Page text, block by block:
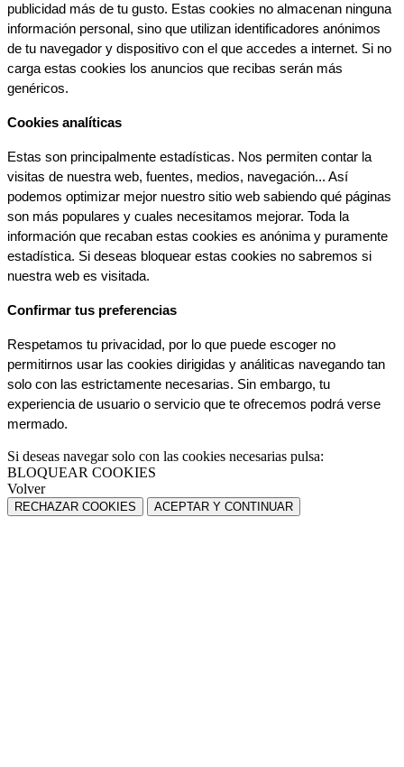
publicidad más de tu gusto. Estas cookies no almacenan ninguna
información personal, sino que utilizan identificadores anónimos
de tu navegador y dispositivo con el que accedes a internet. Si no
carga estas cookies los anuncios que recibas serán más
genéricos.
Cookies analíticas
Estas son principalmente estadísticas. Nos permiten contar la
visitas de nuestra web, fuentes, medios, navegación... Así
podemos optimizar mejor nuestro sitio web sabiendo qué páginas
son más populares y cuales necesitamos mejorar. Toda la
información que recaban estas cookies es anónima y puramente
estadística. Si deseas bloquear estas cookies no sabremos si
nuestra web es visitada.
Confirmar tus preferencias
Respetamos tu privacidad, por lo que puede escoger no
permitirnos usar las cookies dirigidas y análiticas navegando tan
solo con las estrictamente necesarias. Sin embargo, tu
experiencia de usuario o servicio que te ofrecemos podrá verse
mermado.
Si deseas navegar solo con las cookies necesarias pulsa:
BLOQUEAR COOKIES
Volver
RECHAZAR COOKIES ACEPTAR Y CONTINUAR